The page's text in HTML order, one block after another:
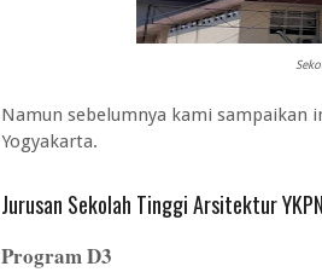
Namun sebelumnya kami sampaikan
Yogyakarta.
Jurusan Sekolah Tinggi Arsitektur
Program D3